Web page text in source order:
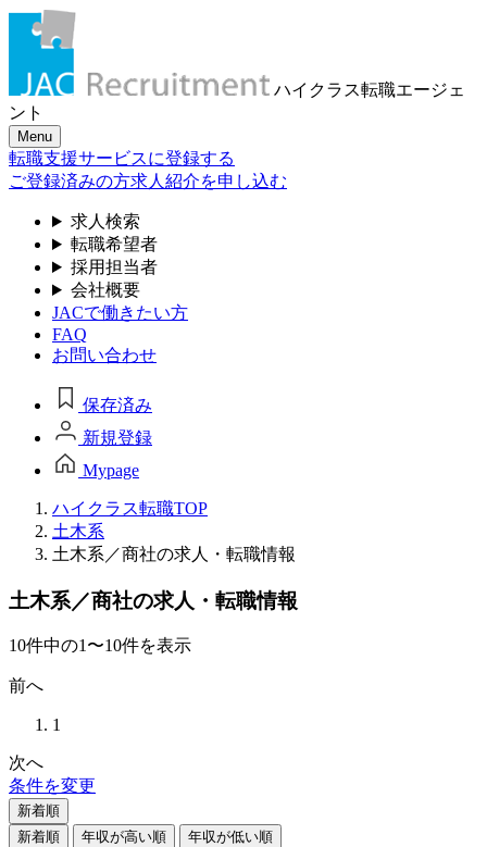
ハイクラス転職エージェ
ント
Menu
転職支援サービスに登録する
ご登録済みの方求人紹介を申し込む
求人検索
転職希望者
採用担当者
会社概要
JACで働きたい方
FAQ
お問い合わせ
保存済み
新規登録
Mypage
ハイクラス転職TOP
土木系
土木系／商社の求人・転職情報
土木系／商社の求人・転職情報
10件中の1〜10件を表示
前へ
1
次へ
条件を変更
新着順
新着順
年収が高い順 年収が低い順